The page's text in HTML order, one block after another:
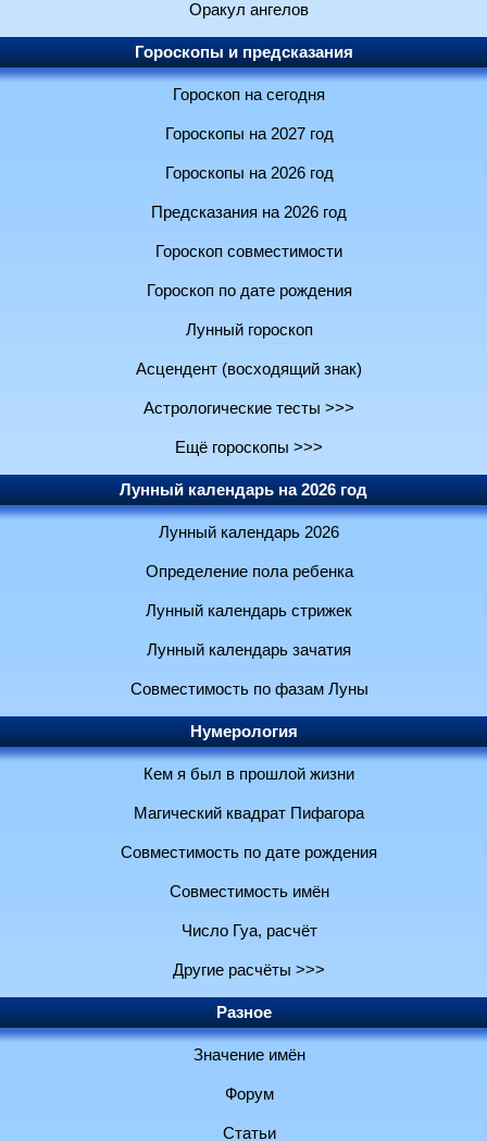
Оракул ангелов
Гороскопы и предсказания
Гороскоп на сегодня
Гороскопы на 2027 год
Гороскопы на 2026 год
Предсказания на 2026 год
Гороскоп совместимости
Гороскоп по дате рождения
Лунный гороскоп
Асцендент (восходящий знак)
Астрологические тесты >>>
Ещё гороскопы >>>
Лунный календарь на 2026 год
Лунный календарь 2026
Определение пола ребенка
Лунный календарь стрижек
Лунный календарь зачатия
Совместимость по фазам Луны
Нумерология
Кем я был в прошлой жизни
Магический квадрат Пифагора
Совместимость по дате рождения
Совместимость имён
Число Гуа, расчёт
Другие расчёты >>>
Разное
Значение имён
Форум
Статьи